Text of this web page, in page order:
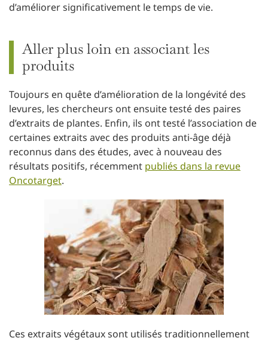
d’améliorer significativement le temps de vie.
Aller plus loin en associant les
produits
Toujours en quête d’amélioration de la longévité des
levures, les chercheurs ont ensuite testé des paires
d’extraits de plantes. Enfin, ils ont testé l’association de
certaines extraits avec des produits anti-âge déjà
reconnus dans des études, avec à nouveau des
résultats positifs, récemment publiés dans la revue
Oncotarget.
Ces extraits végétaux sont utilisés traditionnellement